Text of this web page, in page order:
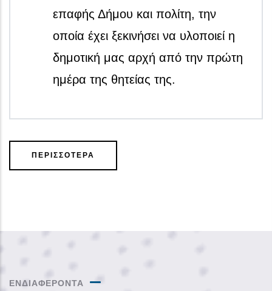
επαφής Δήμου και πολίτη, την
οποία έχει ξεκινήσει να υλοποιεί η
δημοτική μας αρχή από την πρώτη
ημέρα της θητείας της.
ΠΕΡΙΣΣΟΤΕΡΑ
ΕΝΔΙΑΦΕΡΟΝΤΑ